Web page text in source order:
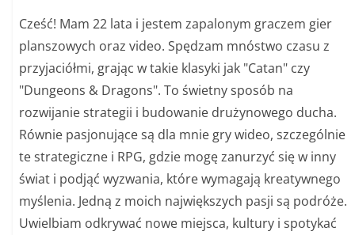
Cześć! Mam 22 lata i jestem zapalonym graczem gier
planszowych oraz video. Spędzam mnóstwo czasu z
przyjaciółmi, grając w takie klasyki jak "Catan" czy
"Dungeons & Dragons". To świetny sposób na
rozwijanie strategii i budowanie drużynowego ducha.
Równie pasjonujące są dla mnie gry wideo, szczególnie
te strategiczne i RPG, gdzie mogę zanurzyć się w inny
świat i podjąć wyzwania, które wymagają kreatywnego
myślenia. Jedną z moich największych pasji są podróże.
Uwielbiam odkrywać nowe miejsca, kultury i spotykać